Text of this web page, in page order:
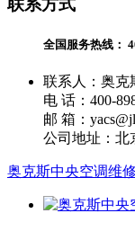
联系方式
全国服务热线：
联系人：奥克
电 话：400-
邮 箱：
公司地址：北
奥克斯中央空调维